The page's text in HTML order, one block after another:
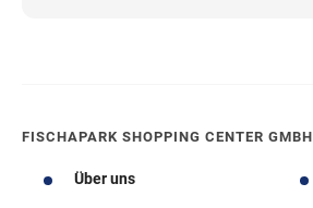
FISCHAPARK SHOPPING CENTER GMBH
Über uns